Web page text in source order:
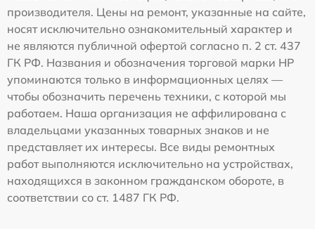
производителя. Цены на ремонт, указанные на сайте,
носят исключительно ознакомительный характер и
не являются публичной офертой согласно п. 2 ст. 437
ГК РФ. Названия и обозначения торговой марки HP
упоминаются только в информационных целях —
чтобы обозначить перечень техники, с которой мы
работаем. Наша организация не аффилирована с
владельцами указанных товарных знаков и не
представляет их интересы. Все виды ремонтных
работ выполняются исключительно на устройствах,
находящихся в законном гражданском обороте, в
соответствии со ст. 1487 ГК РФ.